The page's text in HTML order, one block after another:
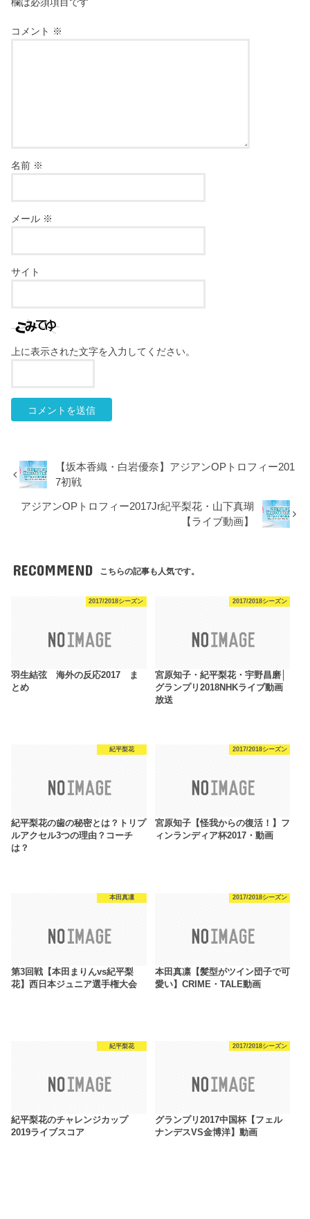
コメント ※
名前 ※
メール ※
サイト
上に表示された文字を入力してください。
【坂本香織・白岩優奈】アジアンOPトロフィー201
7初戦
アジアンOPトロフィー2017Jr紀平梨花・山下真瑚
【ライブ動画】
RECOMMEND こちらの記事も人気です。
2017/2018シーズン
羽生結弦 海外の反応2017 ま
とめ
2017/2018シーズン
宮原知子・紀平梨花・宇野昌磨│
グランプリ2018NHKライブ動画
放送
紀平梨花
紀平梨花の歯の秘密とは？トリプ
ルアクセル3つの理由？コーチ
は？
2017/2018シーズン
宮原知子【怪我からの復活！】フ
ィンランディア杯2017・動画
本田真凜
第3回戦【本田まりんvs紀平梨
花】西日本ジュニア選手権大会
2017/2018シーズン
本田真凛【髪型がツイン団子で可
愛い】CRIME・TALE動画
紀平梨花
紀平梨花のチャレンジカップ
2019ライブスコア
2017/2018シーズン
グランプリ2017中国杯【フェル
ナンデスVS金博洋】動画